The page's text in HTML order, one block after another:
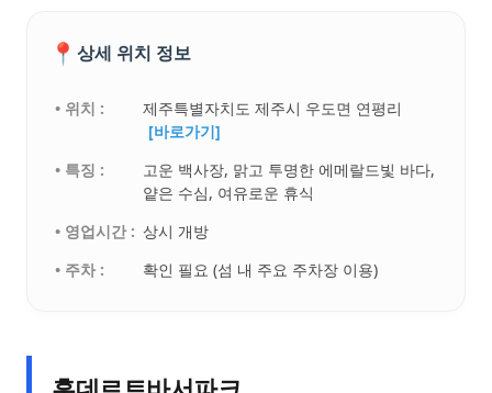
📍 상세 위치 정보
• 위치 :
제주특별자치도 제주시 우도면 연평리
[바로가기]
• 특징 :
고운 백사장, 맑고 투명한 에메랄드빛 바다,
얕은 수심, 여유로운 휴식
• 영업시간 : 상시 개방
• 주차 :
확인 필요 (섬 내 주요 주차장 이용)